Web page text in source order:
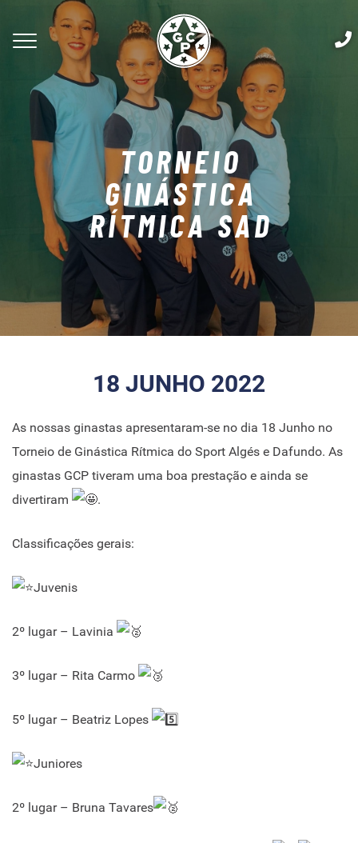
TORNEIO
GINÁSTICA
RÍTMICA SAD
18 JUNHO 2022
As nossas ginastas apresentaram-se no dia 18 Junho no
Torneio de Ginástica Rítmica do Sport Algés e Dafundo. As
ginastas GCP tiveram uma boa prestação e ainda se
divertiram
.
Classificações gerais:
Juvenis
2º lugar – Lavinia
3º lugar – Rita Carmo
5º lugar – Beatriz Lopes
Juniores
2º lugar – Bruna Tavares